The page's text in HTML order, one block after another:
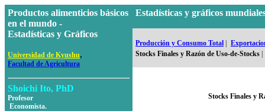
Productos alimenticios básicos
en el mundo -
Estadísticas y Gráficos
Universidad de Kyushu,
Facultad de Agricultura
Shoichi Ito, PhD
Profesor
Economista.
Estadísticas y gráficos
Producción y Consumo Total
Stocks Finales y Razón de Uso-de-Stocks
Stocks Finales y